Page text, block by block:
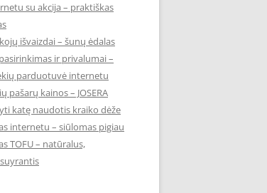
su akcija – praktiškas
išvaizdai – šunų ėdalas
ir privalumai –
parduotuvė internetu
pašarų kainos – JOSERA
katę naudotis kraiko dėže
internetu – siūlomas pigiau
TOFU – natūralus,